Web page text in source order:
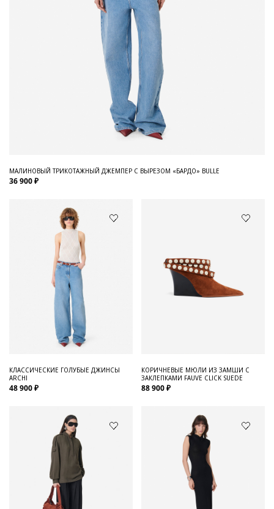
МАЛИНОВЫЙ ТРИКОТАЖНЫЙ ДЖЕМПЕР С ВЫРЕЗОМ «БАРДО» BULLE
36 900 ₽
КЛАССИЧЕСКИЕ ГОЛУБЫЕ ДЖИНСЫ
ARCHI
48 900 ₽
КОРИЧНЕВЫЕ МЮЛИ ИЗ ЗАМШИ С
ЗАКЛЕПКАМИ FAUVE CLICK SUEDE
88 900 ₽